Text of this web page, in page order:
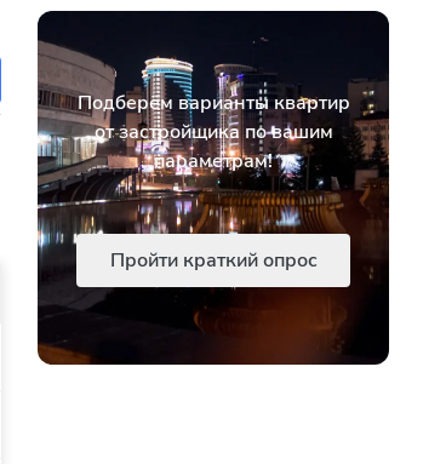
Подберём варианты квартир
от застройщика по вашим
параметрам!
Пройти краткий опрос